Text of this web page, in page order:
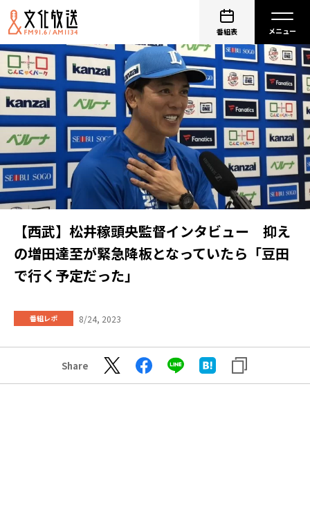
番組表
【西武】松井稼頭央監督インタビュー 抑え
の増田達至が緊急降板となっていたら「豆田
で行く予定だった」
番組レポ 8/24, 2023
Share